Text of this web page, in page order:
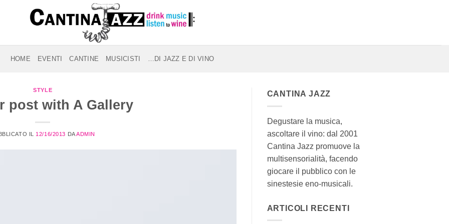
HOME EVENTI CANTINE MUSICISTI …DI JAZZ E DI VINO
STYLE
post with A Gallery
IL 12/16/2013 DAADMIN
CANTINA JAZZ
Degustare la musica,
ascoltare il vino: dal 2001
Cantina Jazz promuove la
multisensorialità, facendo
giocare il pubblico con le
sinestesie eno-musicali.
ARTICOLI RECENTI